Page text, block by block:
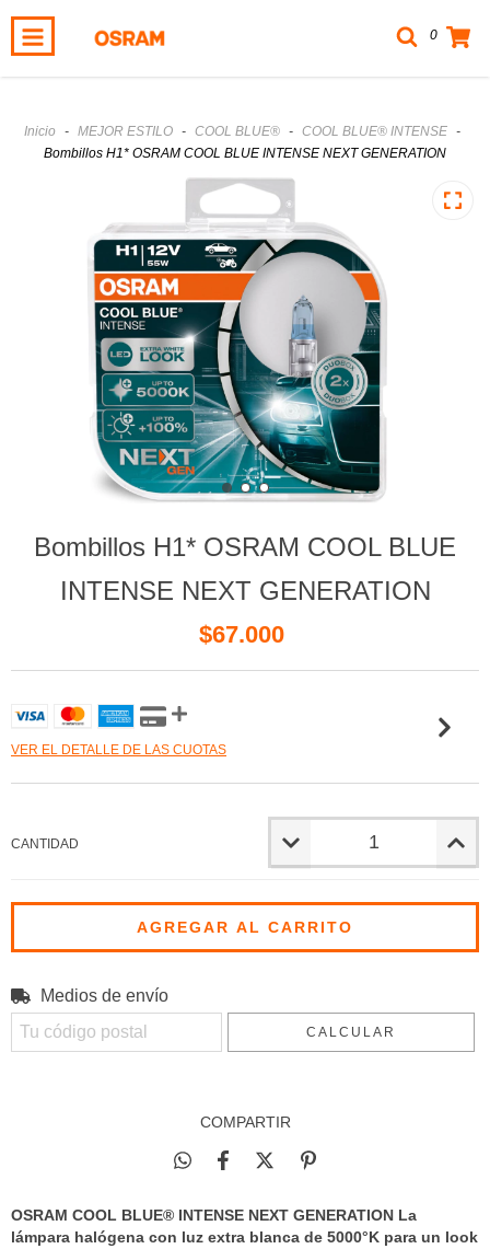
0
Inicio - MEJOR ESTILO - COOL BLUE® - COOL BLUE® INTENSE -
Bombillos H1* OSRAM COOL BLUE INTENSE NEXT GENERATION
Bombillos H1* OSRAM COOL BLUE
INTENSE NEXT GENERATION
$67.000
VER EL DETALLE DE LAS CUOTAS
CANTIDAD
Entregas para el CP:
Medios de envío
CALCULAR
COMPARTIR
OSRAM COOL BLUE® INTENSE NEXT GENERATION La
lámpara halógena con luz extra blanca de 5000°K para un look